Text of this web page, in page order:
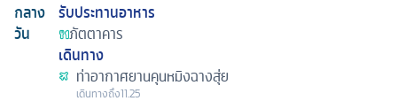
กลาง
วัน
รับประทานอาหาร
ภัตตาคาร
เดินทาง
ท่าอากาศยานคุนหมิงฉางสุ่ย
เดินทางถึง11.25